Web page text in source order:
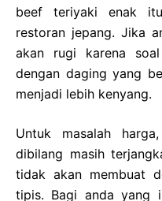
beef teriyaki enak
restoran jepang. Jika
akan rugi karena
dengan daging yang
menjadi lebih kenyang.
Untuk masalah
dibilang masih
tidak akan membuat
tipis. Bagi anda yang